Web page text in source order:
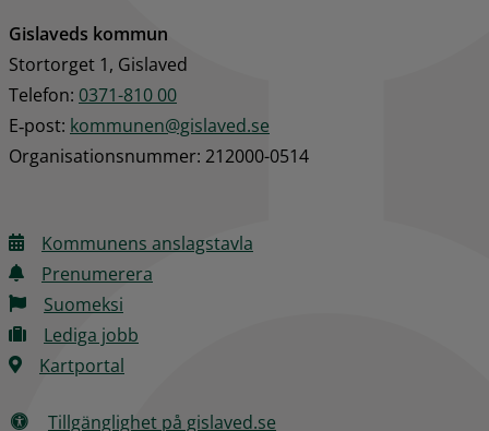
Gislaveds kommun
Stortorget 1, Gislaved
Telefon: 0371-810 00
E‑post: kommunen@gislaved.se
Organisationsnummer: 212000-0514
Kommunens anslagstavla
Prenumerera
Suomeksi
Lediga jobb
Kartportal
Tillgänglighet på gislaved.se